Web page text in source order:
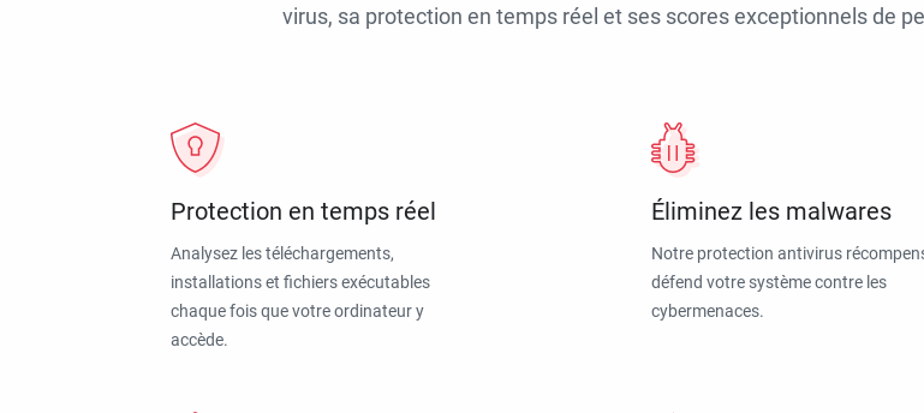
virus, sa protection en temps réel et ses scores exceptionnels de
Protection en temps réel
Analysez les téléchargements,
installations et fichiers exécutables
chaque fois que votre ordinateur y
accède.
Éliminez les malwares
Notre protection antivirus
défend votre système contre les
cybermenaces.